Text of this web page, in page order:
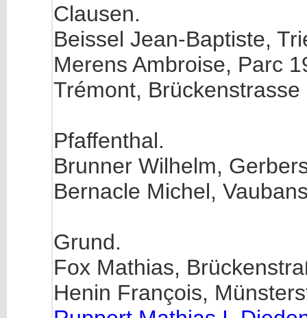
Clausen.
Beissel Jean-Baptiste,
Merens Ambroise, Parc
Trémont, Brückenstrasse
Pfaffenthal.
Brunner Wilhelm,
Bernacle Michel,
Grund.
Fox Mathias,
Henin François,